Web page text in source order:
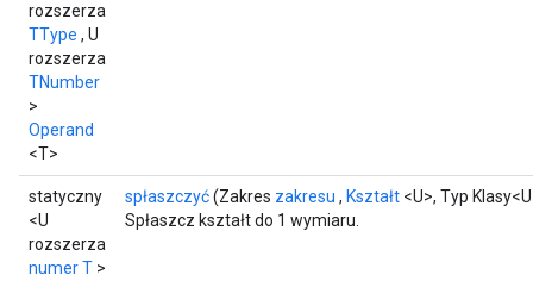
rozszerza
TType , U
rozszerza
TNumber
>
Operand
<T>
statyczny
<U
rozszerza
numer T >
spłaszczyć(Zakres zakresu , Kształt <U>, Typ
Spłaszcz kształt do 1 wymiaru.